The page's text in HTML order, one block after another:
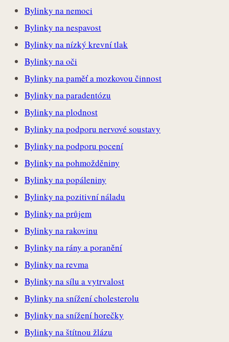
Bylinky na nemoci
Bylinky na nespavost
Bylinky na nízký krevní tlak
Bylinky na oči
Bylinky na paměť a mozkovou činnost
Bylinky na paradentózu
Bylinky na plodnost
Bylinky na podporu nervové soustavy
Bylinky na podporu pocení
Bylinky na pohmožděniny
Bylinky na popáleniny
Bylinky na pozitivní náladu
Bylinky na průjem
Bylinky na rakovinu
Bylinky na rány a poranění
Bylinky na revma
Bylinky na sílu a vytrvalost
Bylinky na snížení cholesterolu
Bylinky na snížení horečky
Bylinky na štítnou žlázu